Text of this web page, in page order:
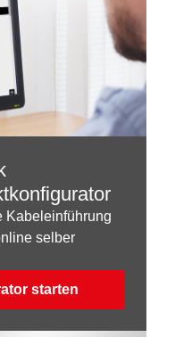
Kabeleinführung
selber
starten